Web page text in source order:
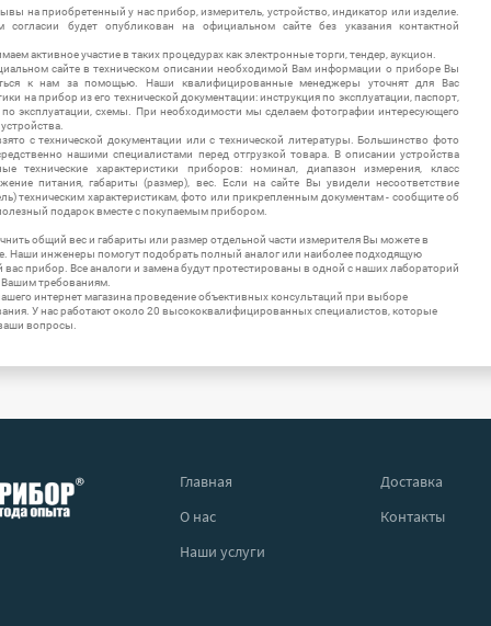
на приобретенный у нас прибор, измеритель, устройство, индикатор или изделие.
будет опубликован на официальном сайте без указания контактной
активное участие в таких процедурах как электронные торги, тендер, аукцион.
сайте в техническом описании необходимой Вам информации о приборе Вы
к нам за помощью. Наши квалифицированные менеджеры уточнят для Вас
на прибор из его технической документации: инструкция по эксплуатации, паспорт,
эксплуатации, схемы. При необходимости мы сделаем фотографии интересующего
с технической документации или с технической литературы. Большинство фото
нашими специалистами перед отгрузкой товара. В описании устройства
технические характеристики приборов: номинал, диапазон измерения, класс
питания, габариты (размер), вес. Если на сайте Вы увидели несоответствие
техническим характеристикам, фото или прикрепленным документам - сообщите об
подарок вместе с покупаемым прибором.
общий вес и габариты или размер отдельной части измерителя Вы можете в
Наши инженеры помогут подобрать полный аналог или наиболее подходящую
прибор. Все аналоги и замена будут протестированы в одной с наших лабораторий
требованиям.
интернет магазина проведение объективных консультаций при выборе
У нас работают около 20 высококвалифицированных специалистов, которые
вопросы.
Главная
Доставка
О нас
Контакты
Наши услуги